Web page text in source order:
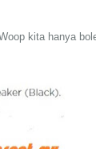
kita hanya